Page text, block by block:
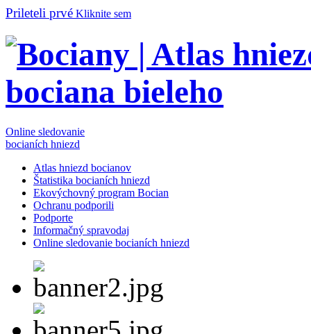
Prileteli prvé Kliknite sem
Online sledovanie
bocianích hniezd
Atlas hniezd bocianov
Štatistika bocianích hniezd
Ekovýchovný program Bocian
Ochranu podporili
Podporte
Informačný spravodaj
Online sledovanie bocianích hniezd